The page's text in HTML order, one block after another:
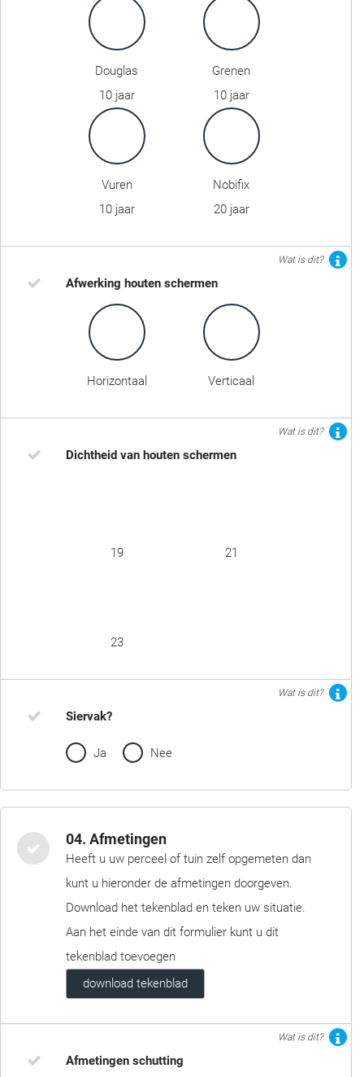
Douglas
10 jaar
Grenen
10 jaar
Vuren
10 jaar
Nobifix
20 jaar
Wat is dit?
Afwerking houten schermen
Horizontaal Verticaal
Wat is dit?
Dichtheid van houten schermen
19 21
23
Wat is dit?
Siervak?
Ja Nee
04. Afmetingen
Heeft u uw perceel of tuin zelf opgemeten dan
kunt u hieronder de afmetingen doorgeven.
Download het tekenblad en teken uw situatie.
Aan het einde van dit formulier kunt u dit
tekenblad toevoegen
download tekenblad
Wat is dit?
Afmetingen schutting